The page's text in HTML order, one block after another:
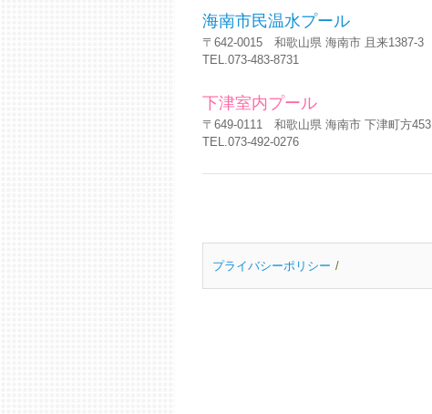
海南市民温水プール
〒642-0015 和歌山県 海南市 且来1387-3
TEL.073-483-8731
下津室内プール
〒649-0111 和歌山県 海南市 下津町方453
TEL.073-492-0276
プライバシーポリシー